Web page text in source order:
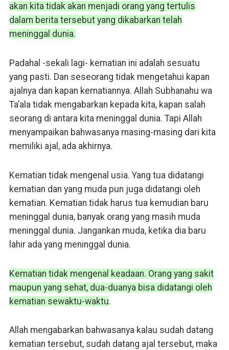
akan kita tidak akan menjadi orang yang tertulis
dalam berita tersebut yang dikabarkan telah
meninggal dunia.
Padahal -sekali lagi- kematian ini adalah sesuatu
yang pasti. Dan seseorang tidak mengetahui kapan
ajalnya dan kapan kematiannya. Allah Subhanahu wa
Ta’ala tidak mengabarkan kepada kita, kapan salah
seorang di antara kita meninggal dunia. Tapi Allah
menyampaikan bahwasanya masing-masing dari kita
memiliki ajal, ada akhirnya.
Kematian tidak mengenal usia. Yang tua didatangi
kematian dan yang muda pun juga didatangi oleh
kematian. Kematian tidak harus tua kemudian baru
meninggal dunia, banyak orang yang masih muda
meninggal dunia. Jangankan muda, ketika dia baru
lahir ada yang meninggal dunia.
Kematian tidak mengenal keadaan. Orang yang sakit
maupun yang sehat, dua-duanya bisa didatangi oleh
kematian sewaktu-waktu.
Allah mengabarkan bahwasanya kalau sudah datang
kematian tersebut, sudah datang ajal tersebut, maka